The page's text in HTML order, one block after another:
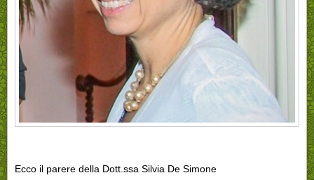
Ecco il parere della Dott.ssa Silvia De Simone